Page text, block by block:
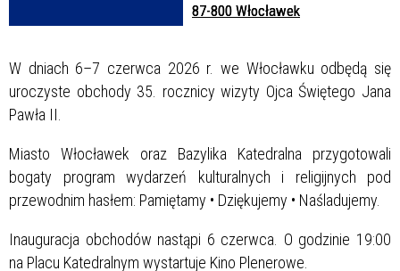
87-800 Włocławek
W dniach 6–7 czerwca 2026 r. we Włocławku odbędą się
uroczyste obchody 35. rocznicy wizyty Ojca Świętego Jana
Pawła II.
Miasto Włocławek oraz Bazylika Katedralna przygotowali
bogaty program wydarzeń kulturalnych i religijnych pod
przewodnim hasłem: Pamiętamy • Dziękujemy • Naśladujemy.
Inauguracja obchodów nastąpi 6 czerwca. O godzinie 19:00
na Placu Katedralnym wystartuje Kino Plenerowe.